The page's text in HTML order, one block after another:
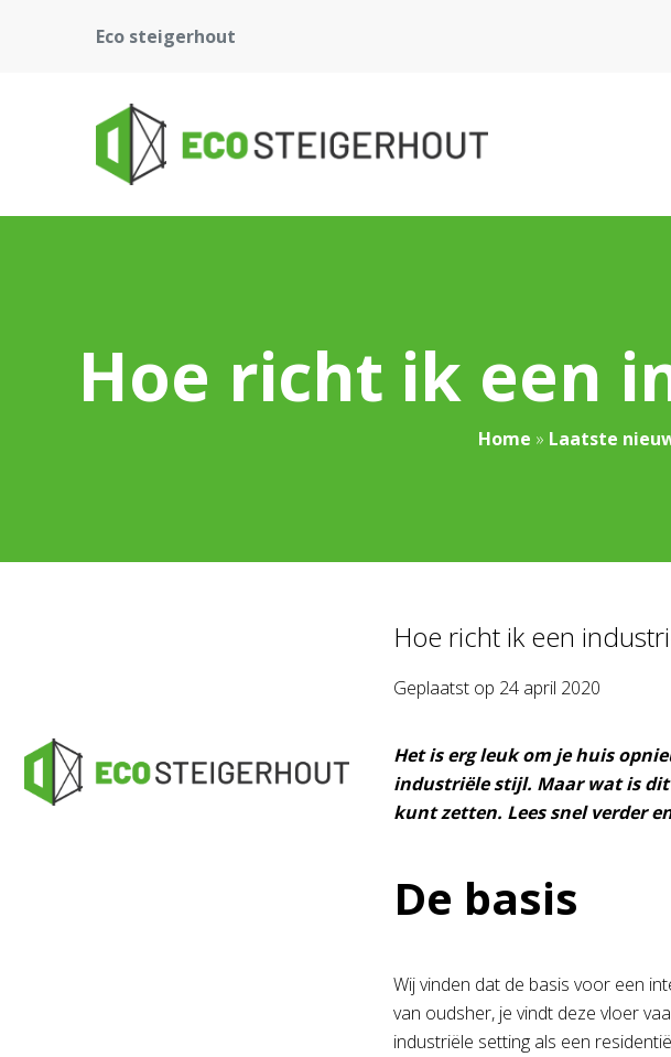
Eco steigerhout
Hoe richt ik een
Home » Laatste
Hoe richt ik een
Geplaatst op 24 april 2020
Het is erg leuk om je huis
industriële stijl. Maar wat is
kunt zetten. Lees snel verder
De basis
Wij vinden dat de basis voor een
van oudsher, je vindt deze vloer
industriële setting als een